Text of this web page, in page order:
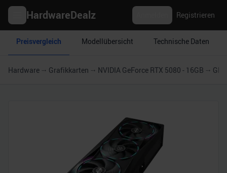
HardwareDealz Registrieren
Preisvergleich Modellübersicht Technische Daten
Hardware Grafikkarten NVIDIA GeForce RTX 5080 - 16GB